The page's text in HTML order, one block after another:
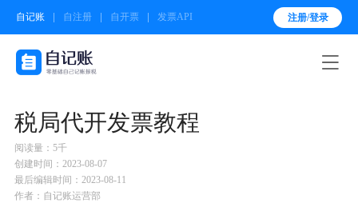
自记账 自注册 自开票 发票API 注册/登录

税局代开发票教程
阅读量：5千
创建时间：2023-08-07
最后编辑时间：2023-08-11
作者：自记账运营部